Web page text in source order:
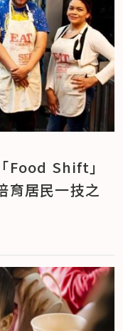
Food Shift」
育居民一技之